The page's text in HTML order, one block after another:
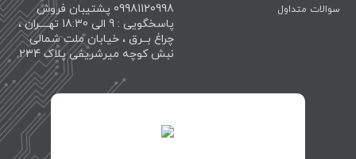
سوالات متداول
09981120998 پشتیبان فروش
پاسخگویی : 9 الی 18:30 تهــــران ،
چراغ بــرق ، خیابان ملت شمالی
نبش کوچه میرشریفی پلاک 234